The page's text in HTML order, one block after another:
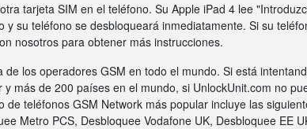
tarjeta SIM en el teléfono. Su Apple iPad 4 lee
y su teléfono se desbloqueará inmediatamente. Si su
nosotros para obtener más instrucciones.
los operadores GSM en todo el mundo. Si está
más de 200 países en el mundo, si UnlockUnit.com no
teléfonos GSM Network más popular incluye las
Metro PCS, Desbloquee Vodafone UK, Desbloquee EE